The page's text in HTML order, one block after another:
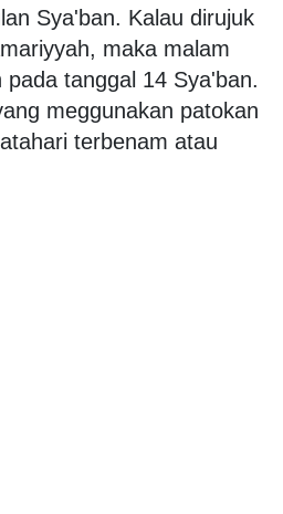
Sya'ban. Kalau dirujuk
maka malam
tanggal 14 Sya'ban.
meggunakan patokan
terbenam atau